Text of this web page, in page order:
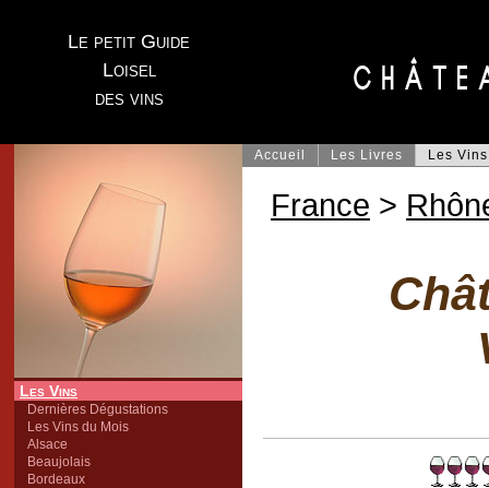
Le petit Guide
Loisel
des vins
Les Vins
Dernières Dégustations
Les Vins du Mois
Alsace
Beaujolais
Bordeaux
Accueil Les Livres Les Vins
France >